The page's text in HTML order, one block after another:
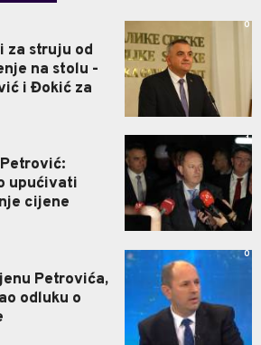
za struju od
na stolu -
i Đokić za
0
upućivati
cijene
1
Petrovića,
odluku o
0